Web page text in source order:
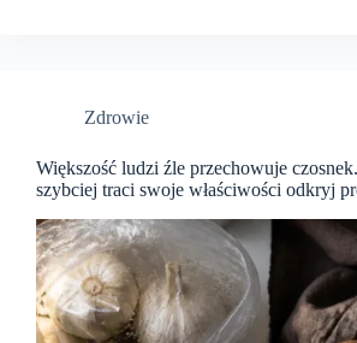
Zdrowie
Większość ludzi źle przechowuje
szybciej traci swoje właściwości odkryj